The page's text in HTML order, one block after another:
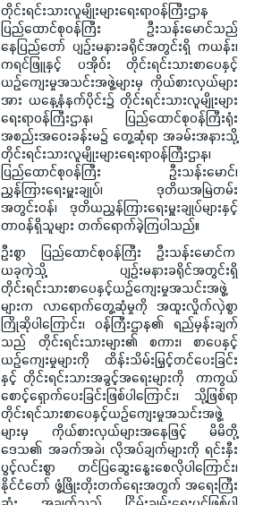
တိုင်းရင်းသားလူမျိုးများရေးရာဝန်ကြီးဌာန
ပြည်ထောင်စုဝန်ကြီး ဦးသန်းမောင်သည်
နေပြည်တော် ပျဉ်းမနားခရိုင်အတွင်းရှိ ကယန်း၊
ကရင်ဖြူနှင့် ပအိုဝ်း တိုင်းရင်းသားစာပေနှင့်
ယဉ်ကျေးမှုအသင်းအဖွဲ့များမှ ကိုယ်စားလှယ်များ
အား ယနေ့နံနက်ပိုင်း၌ တိုင်းရင်းသားလူမျိုးများ
ရေးရာဝန်ကြီးဌာန၊ ပြည်ထောင်စုဝန်ကြီးရုံး
အစည်းအဝေးခန်းမ၌ တွေ့ဆုံရာ အခမ်းအနားသို့
တိုင်းရင်းသားလူမျိုးများရေးရာဝန်ကြီးဌာန၊
ပြည်ထောင်စုဝန်ကြီး ဦးသန်းမောင်၊
ညွှန်ကြားရေးမှူးချုပ်၊ ဒုတိယအမြဲတမ်း
အတွင်းဝန်၊ ဒုတိယညွှန်ကြားရေးမှူးချုပ်များနှင့်
တာဝန်ရှိသူများ တက်ရောက်ခဲ့ကြပါသည်။
ဦးစွာ ပြည်ထောင်စုဝန်ကြီး ဦးသန်းမောင်က
ယခုကဲ့သို့ ပျဉ်းမနားခရိုင်အတွင်းရှိ
တိုင်းရင်းသားစာပေနှင့်ယဉ်ကျေးမှုအသင်းအဖွဲ့
များက လာရောက်တွေ့ဆုံမှုကို အထူးလှိုက်လှဲစွာ
ကြိုဆိုပါကြောင်း၊ ဝန်ကြီးဌာန၏ ရည်မှန်းချက်
သည် တိုင်းရင်းသားများ၏ စကား၊ စာပေနှင့်
ယဉ်ကျေးမှုများကို ထိန်းသိမ်းမြှင့်တင်ပေးခြင်း
နှင့် တိုင်းရင်းသားအခွင့်အရေးများကို ကာကွယ်
စောင့်ရှောက်ပေးခြင်းဖြစ်ပါကြောင်း၊ သို့ဖြစ်ရာ
တိုင်းရင်သားစာပေနှင့်ယဉ်ကျေးမှုအသင်းအဖွဲ့
များမှ ကိုယ်စားလှယ်များအနေဖြင့် မိမိတို့
ဒေသ၏ အခက်အခဲ၊ လိုအပ်ချက်များကို ရင်းနှီး
ပွင့်လင်းစွာ တင်ပြဆွေးနွေးစေလိုပါကြောင်း၊
နိုင်ငံတော် ဖွံ့ဖြိုးတိုးတက်ရေးအတွက် အရေးကြီး